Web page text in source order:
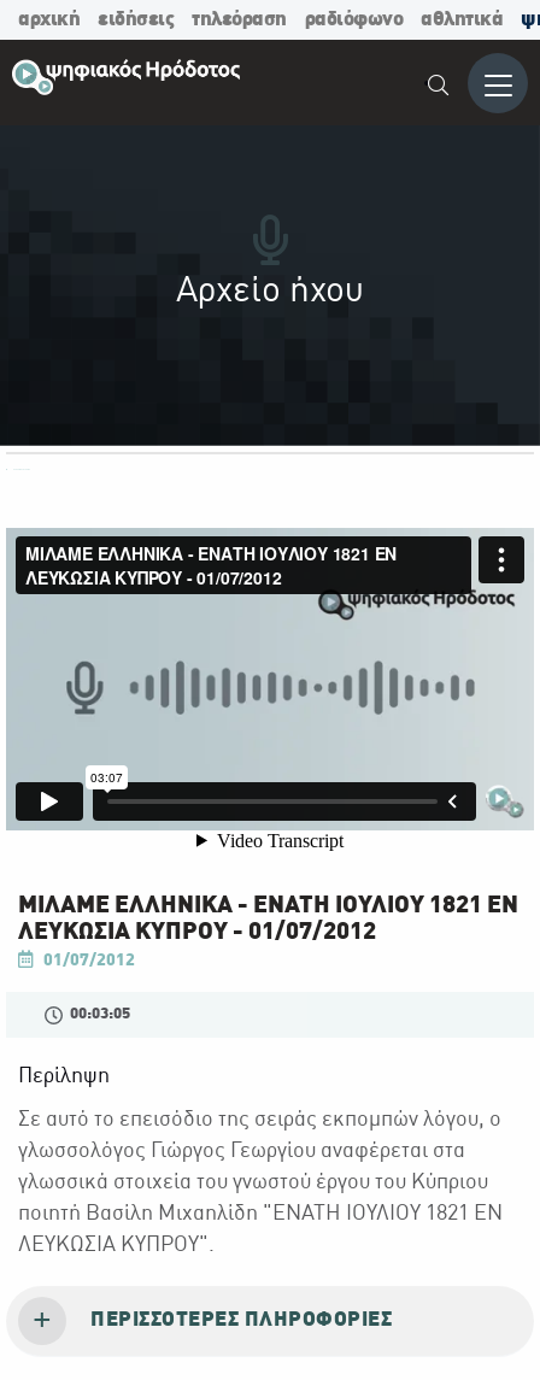
αρχική ειδήσεις τηλεόραση ραδιόφωνο αθλητικά
Μενού
Αρχείο ήχου
ΜΙΛΑΜΕ ΕΛΛΗΝΙΚΑ - ΕΝΑΤΗ ΙΟΥΛΙΟΥ 1821 ΕΝ
ΛΕΥΚΩΣΙΑ ΚΥΠΡΟΥ - 01/07/2012
01/07/2012
00:03:05
Περίληψη
Σε αυτό το επεισόδιο της σειράς εκπομπών λόγου, ο
γλωσσολόγος Γιώργος Γεωργίου αναφέρεται στα
γλωσσικά στοιχεία του γνωστού έργου του Κύπριου
ποιητή Βασίλη Μιχαηλίδη "ΕΝΑΤΗ ΙΟΥΛΙΟΥ 1821 ΕΝ
ΛΕΥΚΩΣΙΑ ΚΥΠΡΟΥ".
ΠΕΡΙΣΣΌΤΕΡΕΣ ΠΛΗΡΟΦΟΡΊΕΣ